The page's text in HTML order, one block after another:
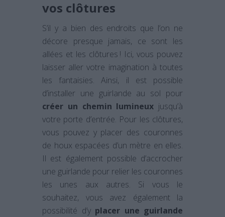
vos clôtures
S’il y a bien des endroits que l’on ne
décore presque jamais, ce sont les
allées et les clôtures ! Ici, vous pouvez
laisser aller votre imagination à toutes
les fantaisies. Ainsi, il est possible
d’installer une guirlande au sol pour
créer un chemin lumineux jusqu’à
votre porte d’entrée. Pour les clôtures,
vous pouvez y placer des couronnes
de houx espacées d’un mètre en elles.
Il est également possible d’accrocher
une guirlande pour relier les couronnes
les unes aux autres. Si vous le
souhaitez, vous avez également la
possibilité d’y placer une guirlande